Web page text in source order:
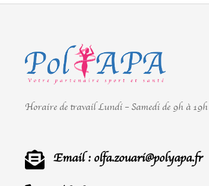
Horaire de travail Lundi – Samedi de 9h à 19h
Email : olfa.zouari@polyapa.fr